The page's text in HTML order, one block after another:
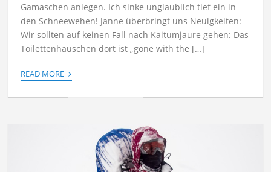
Gamaschen anlegen. Ich sinke unglaublich tief ein in
den Schneewehen! Janne überbringt uns Neuigkeiten:
Wir sollten auf keinen Fall nach Kaitumjaure gehen: Das
Toilettenhäuschen dort ist „gone with the […]
READ MORE ›